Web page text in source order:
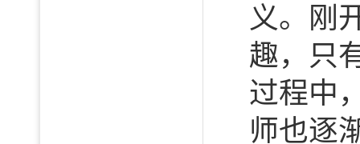
义。刚
趣，只
过程中
师也逐